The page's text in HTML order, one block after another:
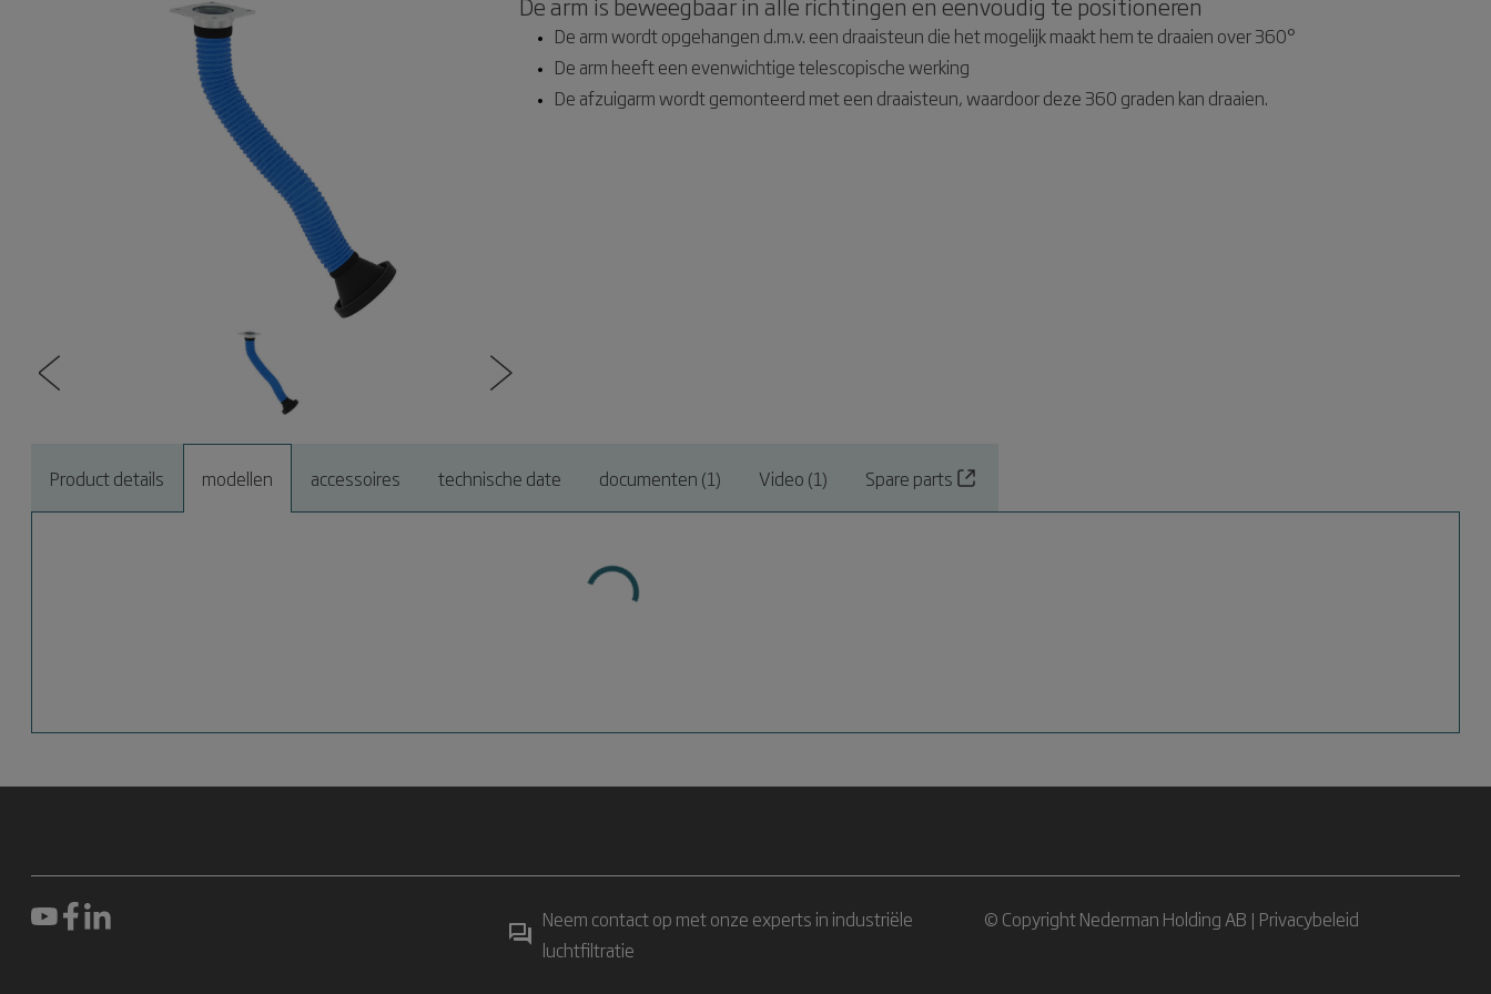
De arm wordt opgehangen d.m.v. een draaisteun die het mogelijk maakt hem te draaien over 360°
De arm heeft een evenwichtige telescopische werking
De afzuigarm wordt gemonteerd met een draaisteun, waardoor deze 360 graden kan draaien.
Product details modellen accessoires technische date documenten (1) Video (1) Spare parts
Neem contact op met onze experts in industriële
luchtfiltratie
© Copyright Nederman Holding AB | Privacybeleid